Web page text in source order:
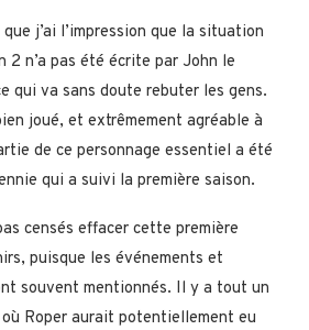
j’ai l’impression que la situation
2 n’a pas été écrite par John le
qui va sans doute rebuter les gens.
joué, et extrêmement agréable à
de ce personnage essentiel a été
qui a suivi la première saison.
censés effacer cette première
puisque les événements et
souvent mentionnés. Il y a tout un
Roper aurait potentiellement eu